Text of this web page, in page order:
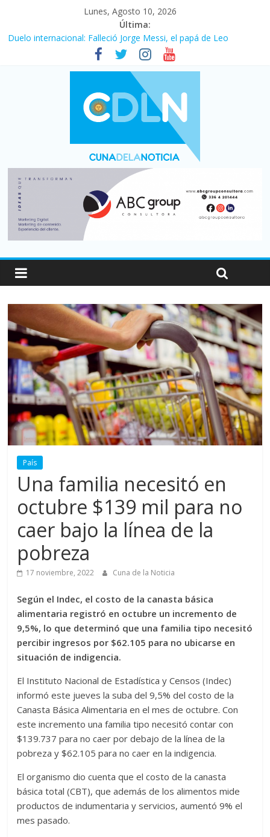
Lunes, Agosto 10, 2026
Última:
Duelo internacional: Falleció Jorge Messi, el papá de Leo
El consumo sigue frenado: las ventas minoristas cayeron 3,8 en
julio y acumulan siete meses en baja
Newell’s cayó 2 a 1 ante Defensa y Justicia en Florencio Varela
por la cuarta fecha del Clausura
El agro argentino logró un récord histórico de exportaciones en
el primer semestre de 2026
La construcción cayó 4,1% en junio y registró su cuarta baja del
País
Una familia necesitó en
octubre $139 mil para no
caer bajo la línea de la
pobreza
17 noviembre, 2022 Cuna de la Noticia
Según el Indec, el costo de la canasta básica
alimentaria registró en octubre un incremento de
9,5%, lo que determinó que una familia tipo necesitó
percibir ingresos por $62.105 para no ubicarse en
situación de indigencia.
El Instituto Nacional de Estadística y Censos (Indec)
informó este jueves la suba del 9,5% del costo de la
Canasta Básica Alimentaria en el mes de octubre. Con
este incremento una familia tipo necesitó contar con
$139.737 para no caer por debajo de la línea de la
pobreza y $62.105 para no caer en la indigencia.
El organismo dio cuenta que el costo de la canasta
básica total (CBT), que además de los alimentos mide
productos de indumentaria y servicios, aumentó 9% el
mes pasado.